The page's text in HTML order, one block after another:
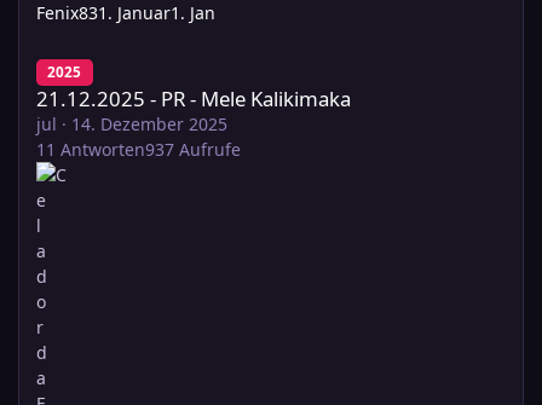
Fenix831. Januar1. Jan
21.12.2025 - PR - Mele Kalikimaka
2025
21.12.2025 - PR - Mele Kalikimaka
jul · 14. Dezember 2025
11 Antworten937 Aufrufe